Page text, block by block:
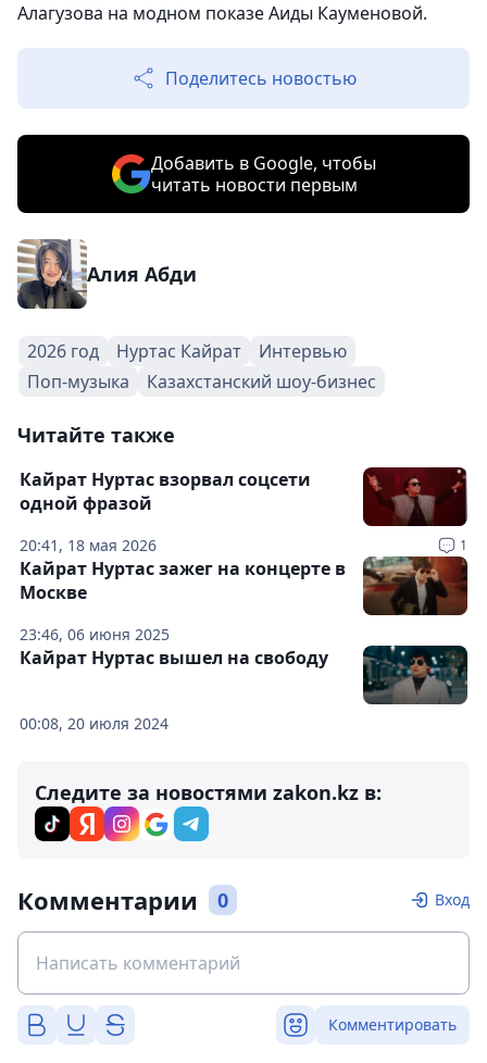
Алагузова на модном показе Аиды Кауменовой.
Поделитесь новостью
Добавить в Google, чтобы
читать новости первым
Алия Абди
2026 год Нуртас Кайрат
Интервью
Поп-музыка
Казахстанский шоу-бизнес
Читайте также
20:41, 18 мая 2026 1
Кайрат Нуртас взорвал соцсети
одной фразой
23:46, 06 июня 2025
Кайрат Нуртас зажег на концерте в
Москве
00:08, 20 июля 2024
Кайрат Нуртас вышел на свободу
Следите за новостями zakon.kz в:
Комментарии 0 Вход
Комментировать